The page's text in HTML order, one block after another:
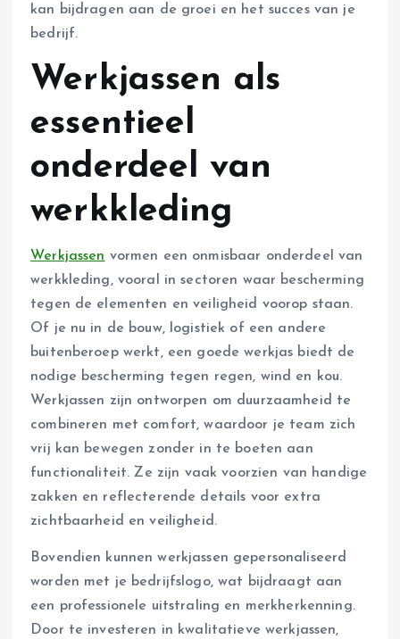
kan bijdragen aan de groei en het succes van je
bedrijf.
Werkjassen als
essentieel
onderdeel van
werkkleding
Werkjassen vormen een onmisbaar onderdeel van
werkkleding, vooral in sectoren waar bescherming
tegen de elementen en veiligheid voorop staan.
Of je nu in de bouw, logistiek of een andere
buitenberoep werkt, een goede werkjas biedt de
nodige bescherming tegen regen, wind en kou.
Werkjassen zijn ontworpen om duurzaamheid te
combineren met comfort, waardoor je team zich
vrij kan bewegen zonder in te boeten aan
functionaliteit. Ze zijn vaak voorzien van handige
zakken en reflecterende details voor extra
zichtbaarheid en veiligheid.
Bovendien kunnen werkjassen gepersonaliseerd
worden met je bedrijfslogo, wat bijdraagt aan
een professionele uitstraling en merkherkenning.
Door te investeren in kwalitatieve werkjassen,